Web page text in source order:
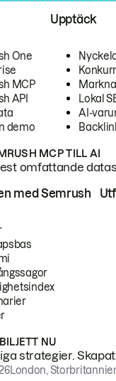
One
MCP
API
demo
Upptäck
Lokal
AI-
MCP TILL AI
omfattande
med Semrush
NU
strategier.
London,